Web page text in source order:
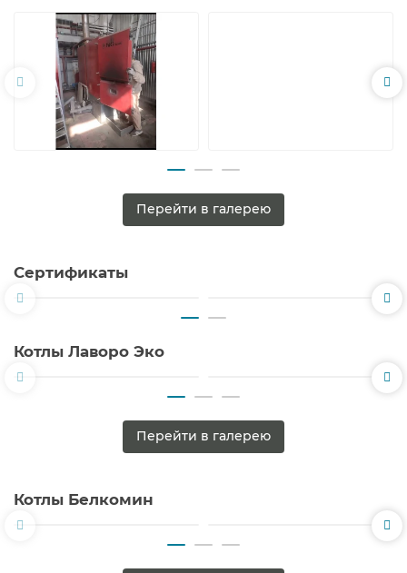
Перейти в галерею
Сертификаты
Котлы Лаворо Эко
Перейти в галерею
Котлы Белкомин